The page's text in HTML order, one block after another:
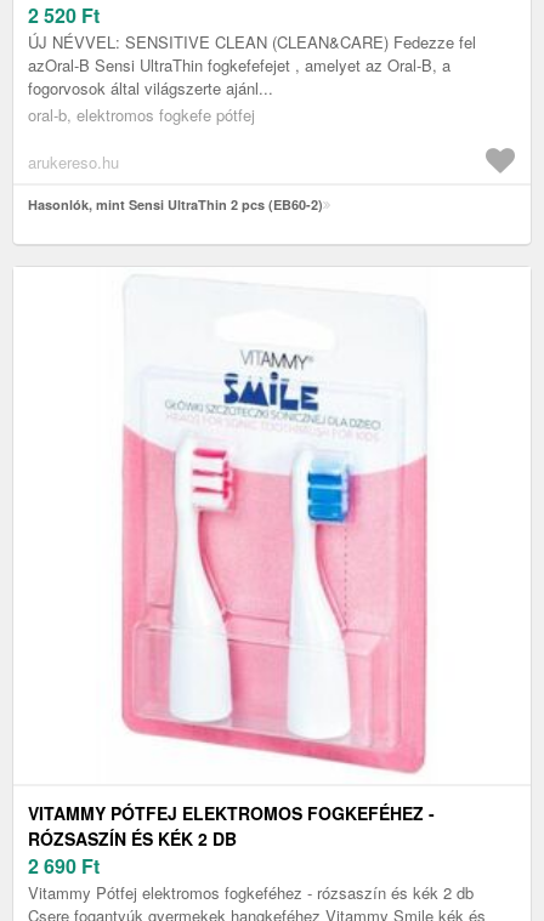
2 520 Ft
ÚJ NÉVVEL: SENSITIVE CLEAN (CLEAN&CARE) Fedezze fel
azOral-B Sensi UltraThin fogkefefejet , amelyet az Oral-B, a
fogorvosok által világszerte ajánl...
oral-b, elektromos fogkefe pótfej
arukereso.hu
Hasonlók, mint Sensi UltraThin 2 pcs (EB60-2)
VITAMMY PÓTFEJ ELEKTROMOS FOGKEFÉHEZ -
RÓZSASZÍN ÉS KÉK 2 DB
2 690 Ft
Vitammy Pótfej elektromos fogkeféhez - rózsaszín és kék 2 db
Csere fogantyúk gyermekek hangkeféhez Vitammy Smile kék és